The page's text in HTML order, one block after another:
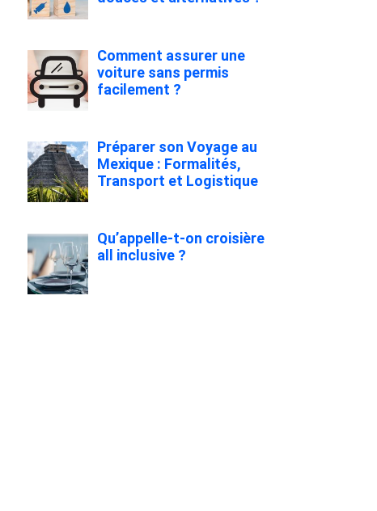
Comment assurer une
voiture sans permis
facilement ?
Préparer son Voyage au
Mexique : Formalités,
Transport et Logistique
Qu’appelle-t-on croisière
all inclusive ?